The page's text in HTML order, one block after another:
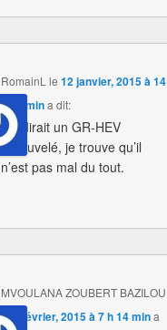
RomainL le12 janvier, 2015 à 14
h 38 mina dit:
On dirait un GR-HEV
renouvelé, je trouve qu’il
n’est pas mal du tout.
MVOULANA ZOUBERT BAZILOU
le
8 février, 2015 à 7 h 14 mina